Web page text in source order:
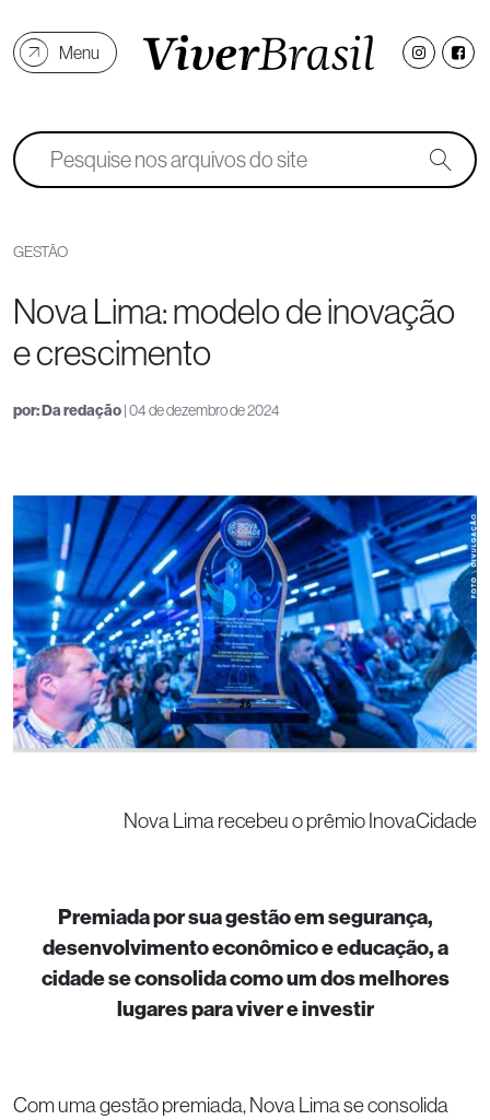
Menu
GESTÃO
Nova Lima: modelo de inovação
e crescimento
por:Da redação| 04 de dezembro de 2024
Nova Lima recebeu o prêmio InovaCidade
Premiada por sua gestão em segurança,
desenvolvimento econômico e educação, a
cidade se consolida como um dos melhores
lugares para viver e investir
Com uma gestão premiada, Nova Lima se consolida